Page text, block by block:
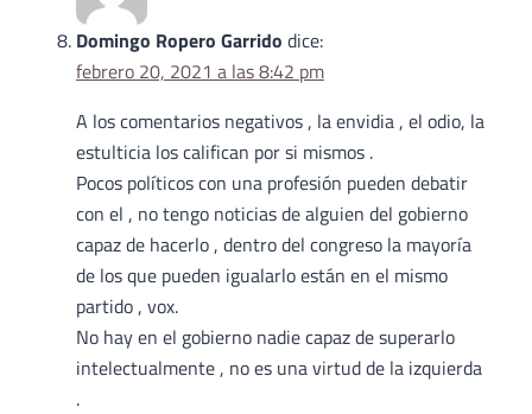
Domingo Ropero Garrido dice:
febrero 20, 2021 a las 8:42 pm
A los comentarios negativos , la envidia , el odio, la
estulticia los califican por si mismos .
Pocos políticos con una profesión pueden debatir
con el , no tengo noticias de alguien del gobierno
capaz de hacerlo , dentro del congreso la mayoría
de los que pueden igualarlo están en el mismo
partido , vox.
No hay en el gobierno nadie capaz de superarlo
intelectualmente , no es una virtud de la izquierda
.